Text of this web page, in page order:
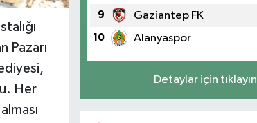
Pazarı
Her
9 Gaziantep FK
10 Alanyaspor
Detaylar için tıklayın